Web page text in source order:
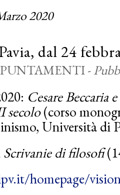
2020
dal 24
-
Cesare Beccaria
secolo(corso
Università di
Scrivanie di filosofi
homepage/